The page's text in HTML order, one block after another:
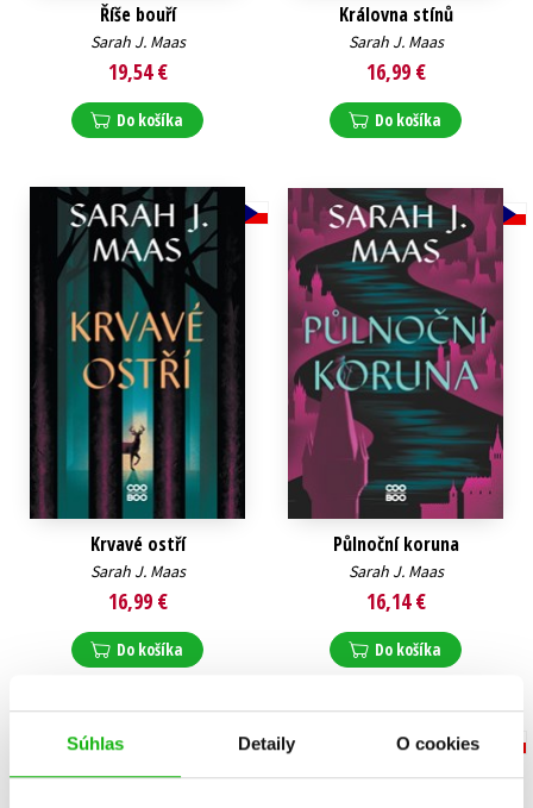
Súhlas Detaily O cookies
Říše bouří
Sarah J. Maas
19,54 €
Do košíka
Královna stínů
Sarah J. Maas
16,99 €
Do košíka
Krvavé ostří
Sarah J. Maas
16,99 €
Do košíka
Půlnoční koruna
Sarah J. Maas
16,14 €
Do košíka